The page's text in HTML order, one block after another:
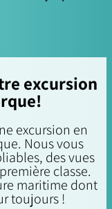
excursion
excursion en
Nous vous
des vues
classe.
maritime dont
toujours !